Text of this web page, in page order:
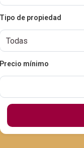
Tipo de propiedad
Precio mínimo